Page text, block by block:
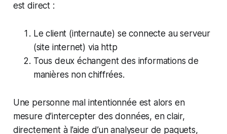
est direct :
Le client (internaute) se connecte au serveur
(site internet) via http
Tous deux échangent des informations de
manières non chiffrées.
Une personne mal intentionnée est alors en
mesure d’intercepter des données, en clair,
directement à l’aide d’un analyseur de paquets,